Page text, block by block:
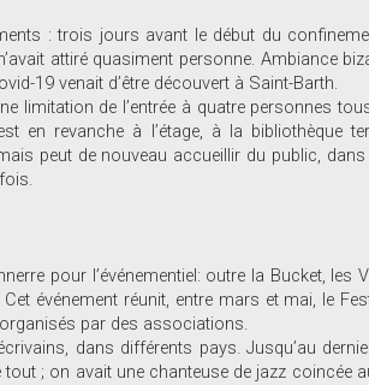
: trois jours avant le début du
attiré quasiment personne. Ambiance
19 venait d’être découvert à Saint-Barth.
limitation de l’entrée à quatre personnes
en revanche à l’étage, à la bibliothèque
peut de nouveau accueillir du public,
pour l’événementiel: outre la Bucket, les
événement réunit, entre mars et mai, le
par des associations.
dans différents pays. Jusqu’au
; on avait une chanteuse de jazz coincée